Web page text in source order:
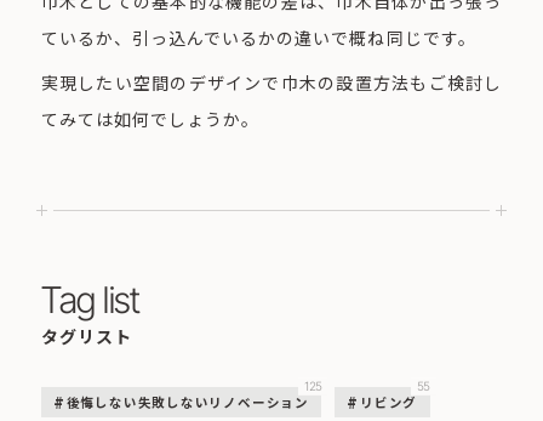
ているか、引っ込んでいるかの違いで概ね同じです。
実現したい空間のデザインで巾木の設置方法もご検討し
てみては如何でしょうか。
Tag list
タグリスト
後悔しない失敗しないリノベーション
125
リビング
55